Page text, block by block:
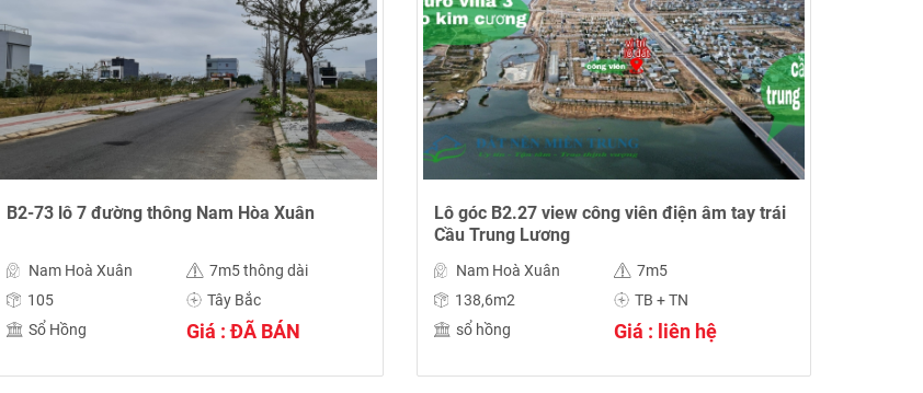
B2-73 lô 7 đường thông Nam Hòa Xuân
Nam Hoà Xuân
7m5 thông dài
105
Tây Bắc
Sổ Hồng
Giá : ĐÃ BÁN
Lô góc B2.27 view công viên điện âm tay trái
Cầu Trung Lương
Nam Hoà Xuân
7m5
138,6m2
TB + TN
sổ hồng
Giá : liên hệ